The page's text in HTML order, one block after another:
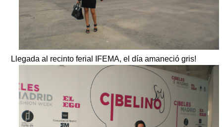
Llegada al recinto ferial IFEMA, el día amaneció gris!